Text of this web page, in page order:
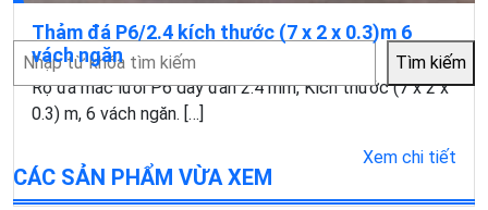
Thảm đá P6/2.4 kích thước (7 x 2 x 0.3)m 6
vách ngăn
Rọ đá mắc lưới P6 dây đan 2.4 mm, Kích thước (7 x 2 x
0.3) m, 6 vách ngăn. […]
Xem chi tiết
Tìm
Tìm kiếm
CÁC SẢN PHẨM VỪA XEM